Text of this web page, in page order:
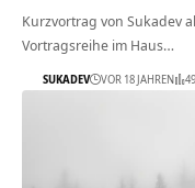
Kurzvortrag von Sukadev
Vortragsreihe im Haus…
SUKADEV VOR 18 JAHREN